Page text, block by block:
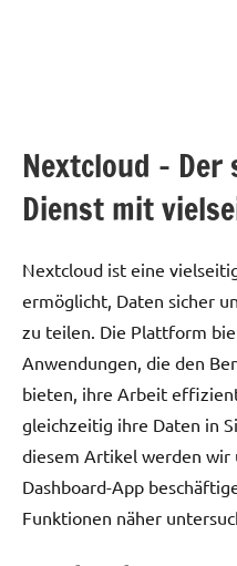
Nextcloud –
Dienst mit
Nextcloud ist eine
ermöglicht, Daten sicher
zu teilen. Die Plattform
Anwendungen, die den
bieten, ihre Arbeit
gleichzeitig ihre Daten in
diesem Artikel werden wir
Dashboard-App
Funktionen näher